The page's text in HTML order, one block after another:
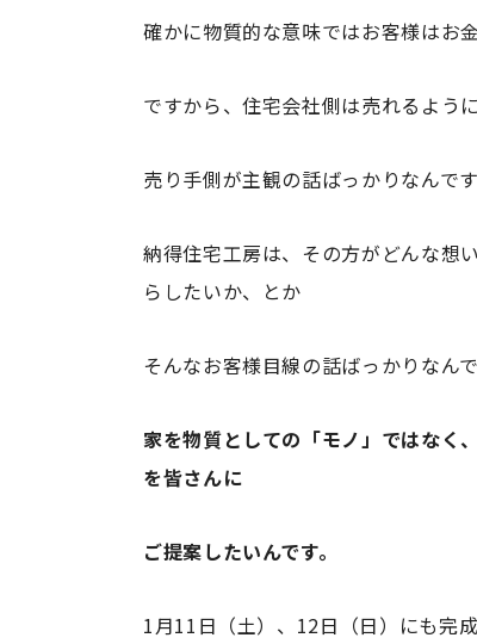
確かに物質的な意味ではお客様はお
ですから、住宅会社側は売れるよう
売り手側が主観の話ばっかりなんです
納得住宅工房は、その方がどんな想
らしたいか、とか
そんなお客様目線の話ばっかりなんで
家を物質としての「モノ」ではなく
を皆さんに
ご提案したいんです。
1月11日（土）、12日（日）にも完